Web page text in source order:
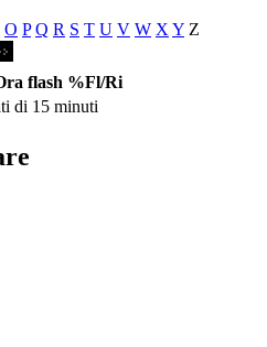
O P Q R S T U V W X Y Z
flash %Fl/Ri
di 15 minuti